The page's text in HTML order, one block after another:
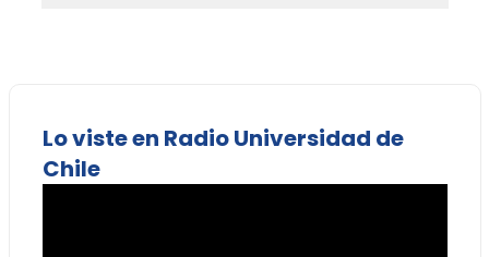
Lo viste en Radio Universidad de
Chile